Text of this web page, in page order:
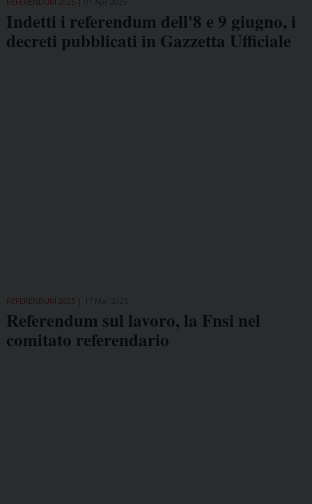
Indetti i referendum dell'8 e 9 giugno, i
decreti pubblicati in Gazzetta Ufficiale
REFERENDUM 2025
Referendum sul lavoro, la Fnsi nel
comitato referendario